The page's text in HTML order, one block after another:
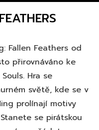
Fallen Feathers od
přirovnáváno ke
Hra se
světě, kde se v
prolínají motivy
se pirátskou